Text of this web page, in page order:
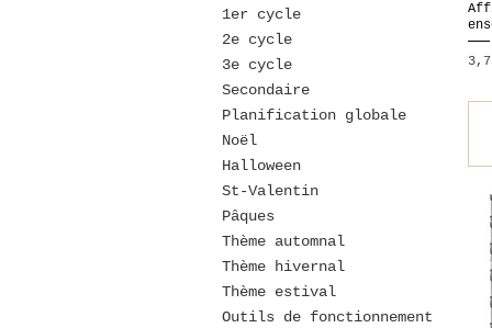
1er cycle
2e cycle
3e cycle
Secondaire
Planification globale
Noël
Halloween
St-Valentin
Pâques
Thème automnal
Thème hivernal
Thème estival
Outils de fonctionnement